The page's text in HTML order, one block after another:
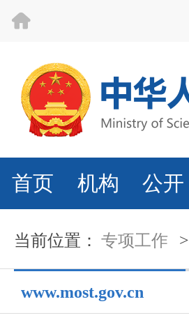
首页 机构 公开
当前位置： 专项工作 >
www.most.gov.cn